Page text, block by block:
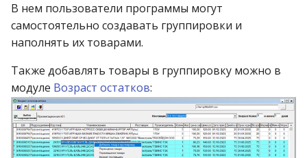
В нем пользователи программы могут
самостоятельно создавать группировки и
наполнять их товарами.
Также добавлять товары в группировку можно в
модуле Возраст остатков: